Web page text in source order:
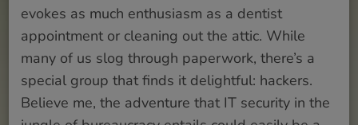
evokes as much enthusiasm as a dentist
appointment or cleaning out the attic. While
many of us slog through paperwork, there’s a
special group that finds it delightful: hackers.
Believe me, the adventure that IT security in the